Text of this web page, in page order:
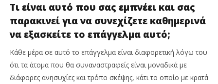
Τι είναι αυτό που σας εμπνέει και σας
παρακινεί για να συνεχίζετε καθημερινά
να εξασκείτε το επάγγελμα αυτό;
Κάθε μέρα σε αυτό το επάγγελμα είναι διαφορετική λόγω του
ότι τα άτομα που θα συναναστραφείς είναι μοναδικά με
διάφορες ανησυχίες και τρόπο σκέψης, κάτι το οποίο με κρατά